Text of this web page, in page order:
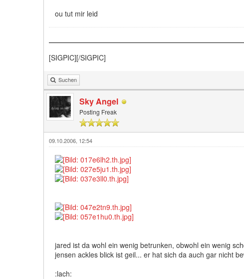
ou tut mir leid
[SIGPIC][/SIGPIC]
Suchen
Sky Angel
Posting Freak
09.10.2006, 12:54
jared ist da wohl ein wenig betrunken, obwohl ein wenig
jensen ackles blick ist geil... er hat sich da auch gar nicht
:lach: